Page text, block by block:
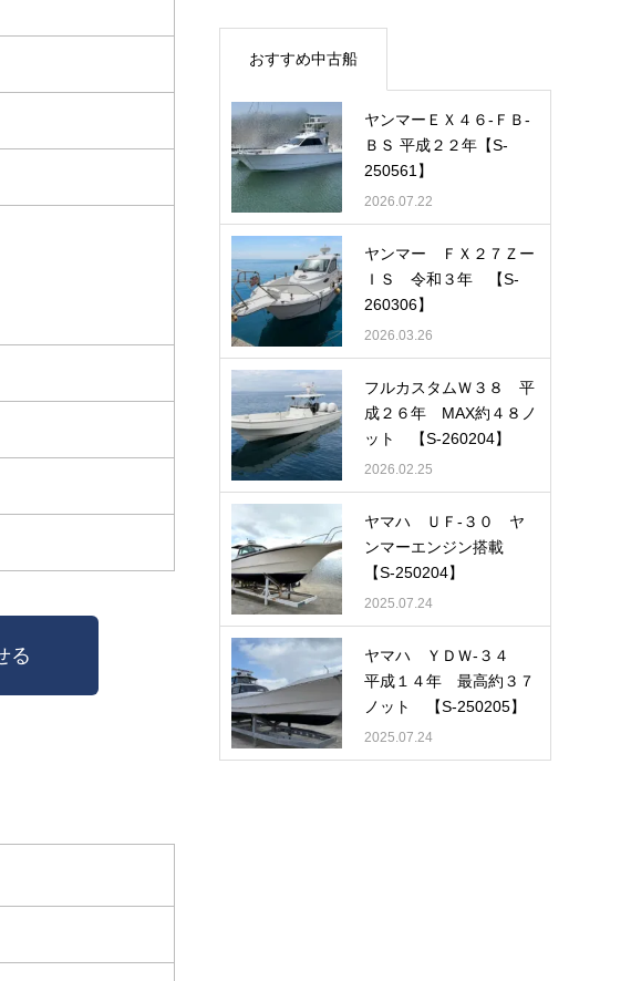
おすすめ中古船
ヤンマーＥＸ４６-ＦＢ-
ＢＳ 平成２２年【S-
250561】
2026.07.22
ヤンマー ＦＸ２７Ｚー
ＩＳ 令和３年 【S-
260306】
2026.03.26
フルカスタムＷ３８ 平
成２６年 MAX約４８ノ
ット 【S-260204】
2026.02.25
ヤマハ ＵＦ-３０ ヤ
ンマーエンジン搭載
【S-250204】
2025.07.24
ヤマハ ＹＤＷ-３４
平成１４年 最高約３７
ノット 【S-250205】
2025.07.24